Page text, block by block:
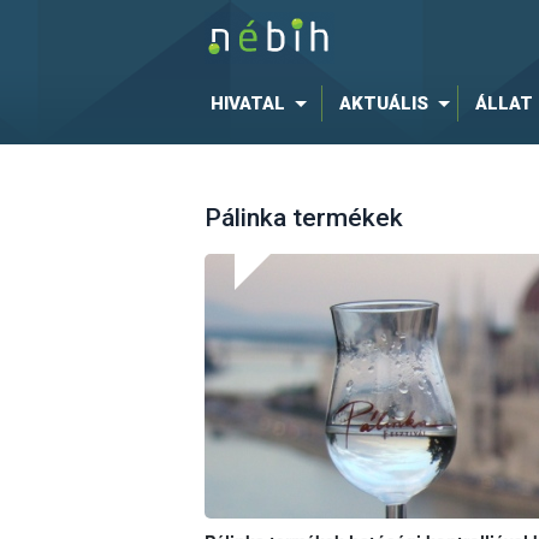
HIVATAL AKTUÁLIS ÁLLAT
Pálinka termékek